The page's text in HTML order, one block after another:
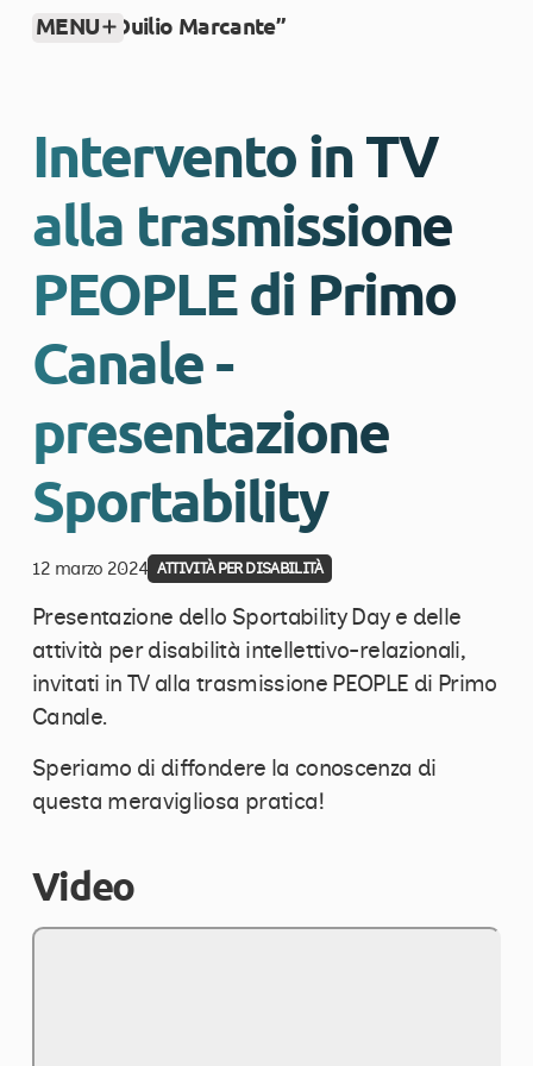
Salta al contenuto
CSM “Duilio Marcante”
MENU
Intervento in TV
alla trasmissione
PEOPLE di Primo
Canale -
presentazione
Sportability
12 marzo 2024 ATTIVITÀ PER DISABILITÀ
Presentazione dello Sportability Day e delle
attività per disabilità intellettivo-relazionali,
invitati in TV alla trasmissione PEOPLE di Primo
Canale.
Speriamo di diffondere la conoscenza di
questa meravigliosa pratica!
Video